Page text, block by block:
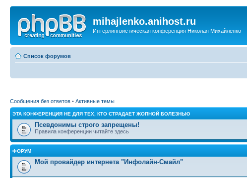
mihajlenko.anihost.ru
Интерлингвистическая конференция Николая Михайленко
Список форумов
Сообщения без ответов • Активные темы
ЭТА КОНФЕРЕНЦИЯ НЕ ДЛЯ ТЕХ, КТО СТРАДАЕТ ЖОПНОЙ БОЛЕЗНЬЮ
Псевдонимы строго запрещены!
Правила конференции читайте здесь
ФОРУМ
Мой провайдер интернета "Инфолайн-Смайл"